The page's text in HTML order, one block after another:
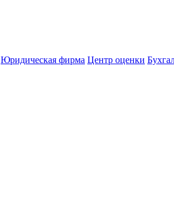
Юридическая фирма Центр оценки